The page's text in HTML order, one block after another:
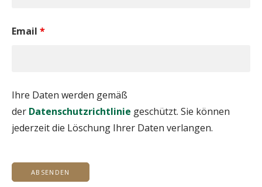
Email *
Ihre Daten werden gemäß
der Datenschutzrichtlinie geschützt. Sie können
jederzeit die Löschung Ihrer Daten verlangen.